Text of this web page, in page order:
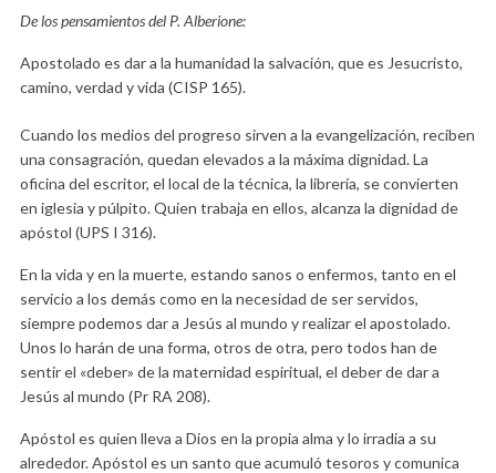
De los pensamientos del P. Alberione:
Apostolado es dar a la humanidad la salvación, que es Jesucristo,
camino, verdad y vida (CISP 165).
Cuando los medios del progreso sirven a la evangelización, reciben
una consagración, quedan elevados a la máxima dignidad. La
oficina del escritor, el local de la técnica, la librería, se convierten
en iglesia y púlpito. Quien trabaja en ellos, alcanza la dignidad de
apóstol (UPS I 316).
En la vida y en la muerte, estando sanos o enfermos, tanto en el
servicio a los demás como en la necesidad de ser servidos,
siempre podemos dar a Jesús al mundo y realizar el apostolado.
Unos lo harán de una forma, otros de otra, pero todos han de
sentir el «deber» de la maternidad espiritual, el deber de dar a
Jesús al mundo (Pr RA 208).
Apóstol es quien lleva a Dios en la propia alma y lo irradia a su
alrededor. Apóstol es un santo que acumuló tesoros y comunica